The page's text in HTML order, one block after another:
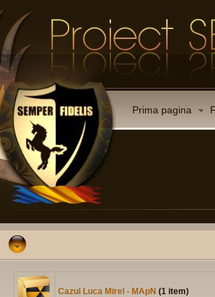
Prima pagina
Cazul Luca Mirel - MApN (1 item)